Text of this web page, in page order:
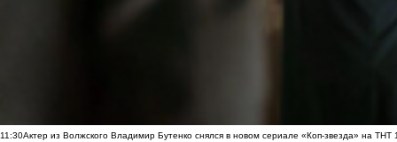
11:30Актер из Волжского Владимир Бутенко снялся в новом сериале «Коп-звезда» на ТНТ